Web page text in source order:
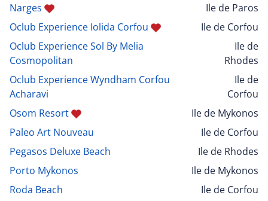
Narges
Ile de Paros
Oclub Experience Iolida Corfou
Ile de Corfou
Oclub Experience Sol By Melia
Cosmopolitan
Ile de
Rhodes
Oclub Experience Wyndham Corfou
Acharavi
Ile de
Corfou
Osom Resort
Ile de Mykonos
Paleo Art Nouveau
Ile de Corfou
Pegasos Deluxe Beach
Ile de Rhodes
Porto Mykonos
Ile de Mykonos
Roda Beach
Ile de Corfou